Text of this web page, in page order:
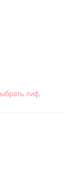
лиф,